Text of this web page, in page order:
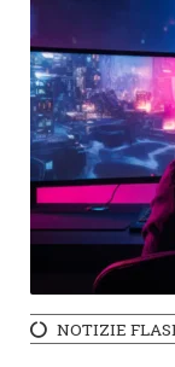
NOTIZIE